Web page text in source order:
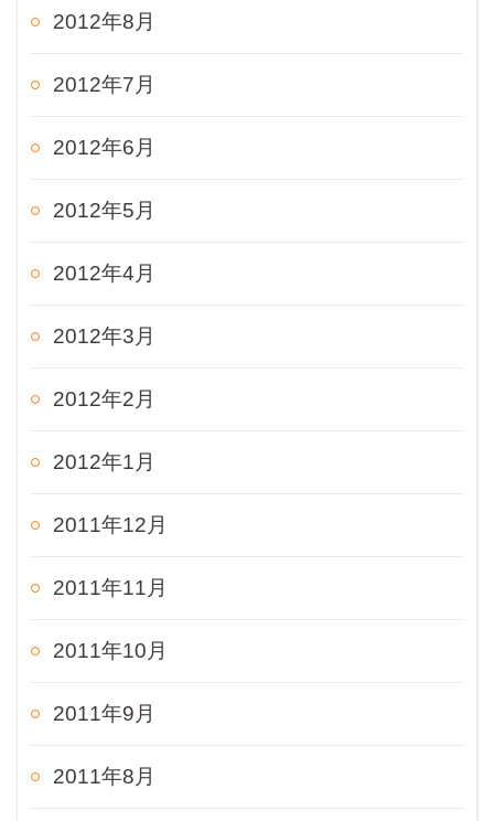
2012年8月
2012年7月
2012年6月
2012年5月
2012年4月
2012年3月
2012年2月
2012年1月
2011年12月
2011年11月
2011年10月
2011年9月
2011年8月